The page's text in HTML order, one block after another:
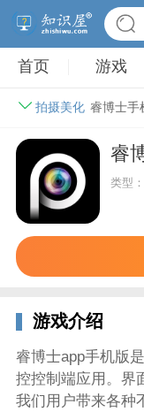
首页 游戏
拍摄美化 睿博士手
类型
游戏介绍
睿博士app手机版
控控制端应用。界
我们用户带来各种